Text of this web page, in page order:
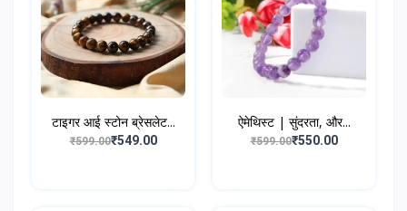
टाइगर आई स्टोन ब्रेसलेट...
₹599.00₹549.00
ऐमेथिस्ट | सुंदरता, और...
₹599.00₹550.00